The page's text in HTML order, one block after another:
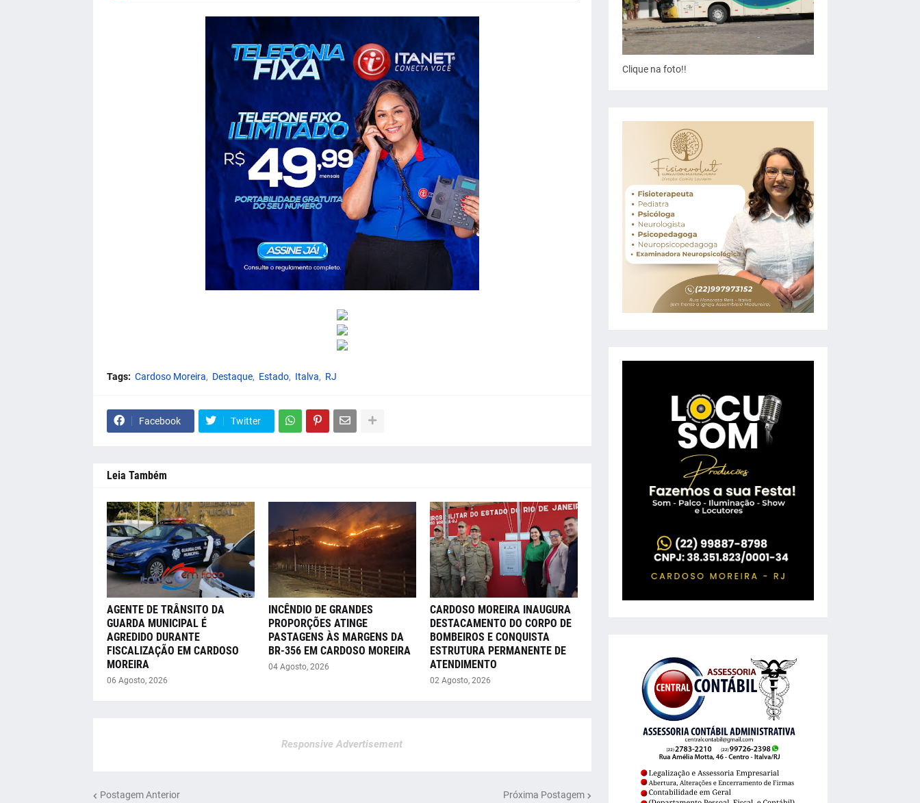
Tags: Cardoso Moreira Destaque Estado Italva RJ
Facebook Twitter
Leia Também
AGENTE DE TRÂNSITO DA
GUARDA MUNICIPAL É
AGREDIDO DURANTE
FISCALIZAÇÃO EM CARDOSO
MOREIRA
06 Agosto, 2026
INCÊNDIO DE GRANDES
PROPORÇÕES ATINGE
PASTAGENS ÀS MARGENS DA
BR-356 EM CARDOSO MOREIRA
04 Agosto, 2026
CARDOSO MOREIRA INAUGURA
DESTACAMENTO DO CORPO DE
BOMBEIROS E CONQUISTA
ESTRUTURA PERMANENTE DE
ATENDIMENTO
02 Agosto, 2026
Responsive Advertisement
Postagem Anterior Próxima Postagem
Clique na foto!!